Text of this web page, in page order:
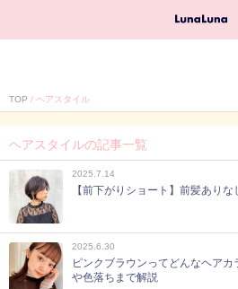
TOP ヘアスタイル
ヘアスタイルの記事一覧
2025.7.14
【前下がりショート】前髪あり
2025.6.30
ピンクブラウンってどんなヘア
や色落ちまで解説